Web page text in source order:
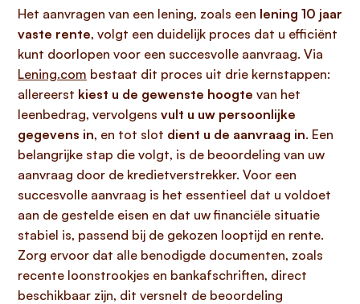
Het aanvragen van een lening, zoals een lening 10 jaar
vaste rente, volgt een duidelijk proces dat u efficiënt
kunt doorlopen voor een succesvolle aanvraag. Via
Lening.com bestaat dit proces uit drie kernstappen:
allereerst kiest u de gewenste hoogte van het
leenbedrag, vervolgens vult u uw persoonlijke
gegevens in, en tot slot dient u de aanvraag in. Een
belangrijke stap die volgt, is de beoordeling van uw
aanvraag door de kredietverstrekker. Voor een
succesvolle aanvraag is het essentieel dat u voldoet
aan de gestelde eisen en dat uw financiële situatie
stabiel is, passend bij de gekozen looptijd en rente.
Zorg ervoor dat alle benodigde documenten, zoals
recente loonstrookjes en bankafschriften, direct
beschikbaar zijn, dit versnelt de beoordeling